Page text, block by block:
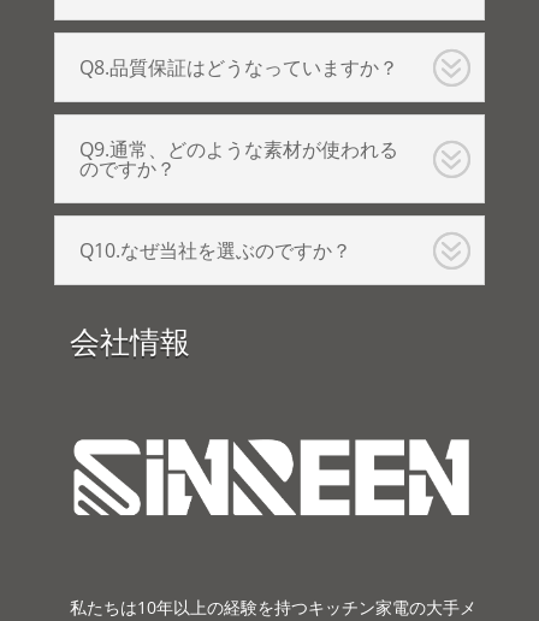
Q8.品質保証はどうなっていますか？
Q9.通常、どのような素材が使われる
のですか？
Q10.なぜ当社を選ぶのですか？
会社情報
私たちは10年以上の経験を持つキッチン家電の大手メ